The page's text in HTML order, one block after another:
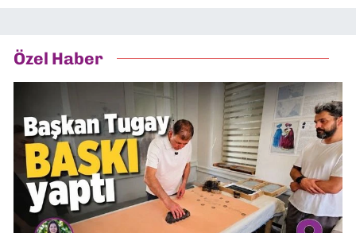
Özel Haber